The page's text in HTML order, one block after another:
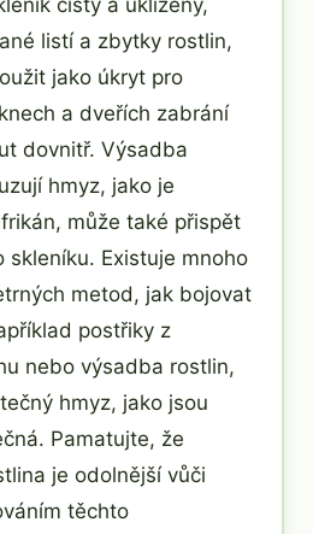
čistý a uklizený,
listí a zbytky rostlin,
jako úkryt pro
a dveřích zabrání
dovnitř. Výsadba
hmyz, jako je
může také přispět
skleníku. Existuje mnoho
metod, jak bojovat
postřiky z
nebo výsadba rostlin,
hmyz, jako jsou
Pamatujte, že
je odolnější vůči
těchto